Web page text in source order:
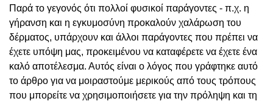
Παρά το γεγονός ότι πολλοί φυσικοί παράγοντες - π.χ. η
γήρανση και η εγκυμοσύνη προκαλούν χαλάρωση του
δέρματος, υπάρχουν και άλλοι παράγοντες που πρέπει να
έχετε υπόψη μας, προκειμένου να καταφέρετε να έχετε ένα
καλό αποτέλεσμα. Αυτός είναι ο λόγος που γράφτηκε αυτό
το άρθρο για να μοιραστούμε μερικούς από τους τρόπους
που μπορείτε να χρησιμοποιήσετε για την πρόληψη και τη